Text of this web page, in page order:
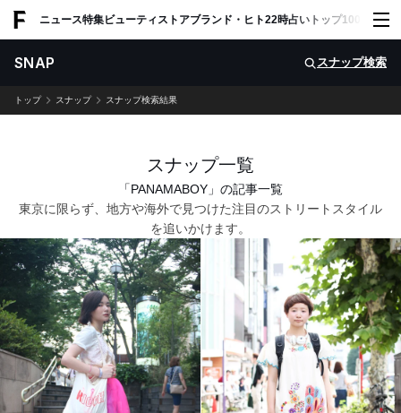
ニュース特集ビューティ ストアブランド・ヒト22時占い トップ100 スナッ
SNAP スナップ検索
トップ スナップ スナップ検索結果
スナップ一覧
「PANAMABOY」の記事一覧
東京に限らず、地方や海外で見つけた注目のストリートスタイル
を追いかけます。